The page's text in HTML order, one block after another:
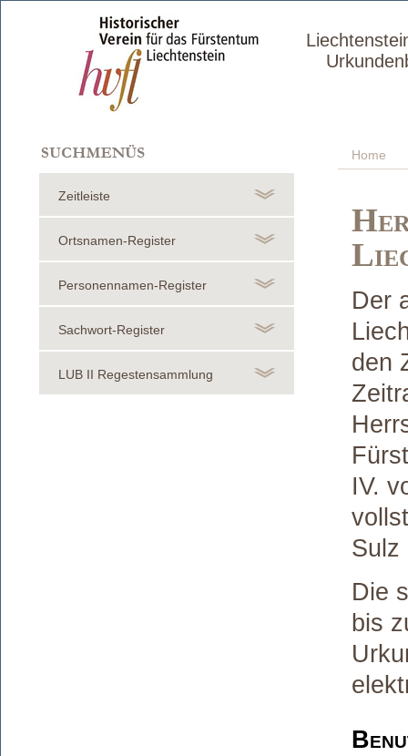
Home
Zeitleiste
Ortsnamen-Register
Personennamen-Register
Sachwort-Register
LUB II Regestensammlung
Der
den
IV.
Sulz
Die
bis